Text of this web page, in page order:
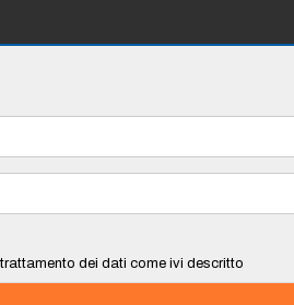
dei dati come ivi descritto